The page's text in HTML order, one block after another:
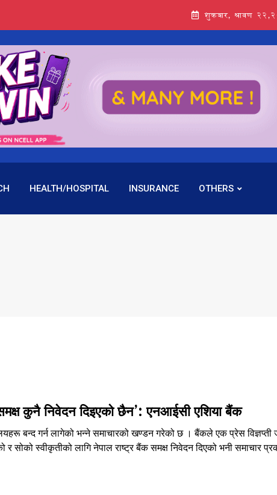
शुक्रबार, श्रावण
HEALTH/HOSPITAL INSURANCE OTHERS
कुनै निवेदन दिइएको छैन’: एनआईसी एशिया बैंक
बन्द गर्न लागेको भन्ने समाचारको खण्डन गरेको छ । बैंकले एक प्रेस विज्ञप्ती
सोको स्वीकृतीको लागि नेपाल राष्ट्र बैंक समक्ष निवेदन दिएको भनी समाचार